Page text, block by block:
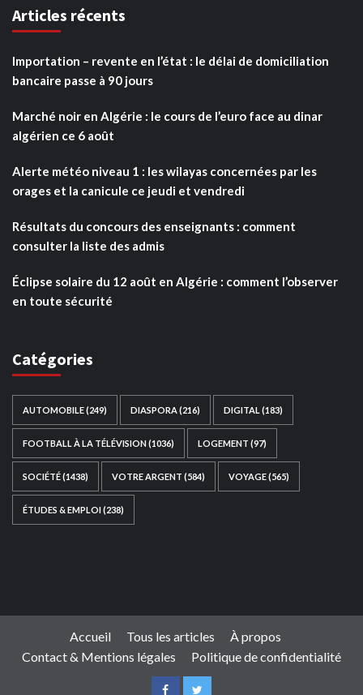
Articles récents
Importation – revente en l’état : le délai de domiciliation
bancaire passe à 90 jours
Marché noir en Algérie : le cours de l’euro face au dinar
algérien ce 6 août
Alerte météo niveau 1 : les wilayas concernées par les
orages et la canicule ce jeudi et vendredi
Résultats du concours des enseignants : comment
consulter la liste des admis
Éclipse solaire du 12 août en Algérie : comment l’observer
en toute sécurité
Catégories
AUTOMOBILE(249) DIASPORA (216) DIGITAL (183)
FOOTBALL À LA TÉLÉVISION(1036) LOGEMENT (97)
SOCIÉTÉ(1438) VOTRE ARGENT (584) VOYAGE(565)
ÉTUDES & EMPLOI(238)
Accueil Tous les articles
À propos
Contact & Mentions légales
Politique de confidentialité